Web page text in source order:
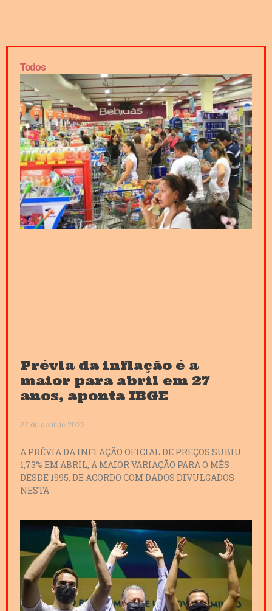
Todos
Prévia da inflação é a
maior para abril em 27
anos, aponta IBGE
27 de abril de 2022
A PRÉVIA DA INFLAÇÃO OFICIAL DE PREÇOS SUBIU
1,73% EM ABRIL, A MAIOR VARIAÇÃO PARA O MÊS
DESDE 1995, DE ACORDO COM DADOS DIVULGADOS
NESTA